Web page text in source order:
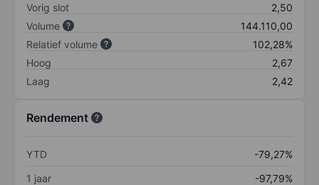
Vorig slot
2,50
Volume
144.110,00
Relatief volume
102,28%
Hoog
2,67
Laag
2,42
Rendement
YTD
-79,27%
1 jaar
-97,79%